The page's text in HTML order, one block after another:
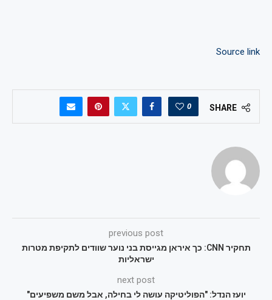
Source link
SHARE
0
previous post
תחקיר CNN: כך איראן מגייסת בני נוער שוודים לתקיפת מטרות
ישראליות
next post
יועז הנדל: "הפוליטיקה עושה לי בחילה, אבל משם משפיעים"